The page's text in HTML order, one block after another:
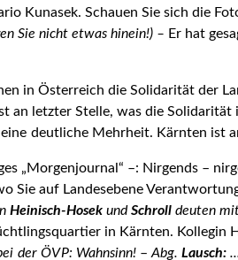
Kunasek. Schauen Sie sich die
Sie nicht etwas hinein!) – Er hat
in Österreich die Solidarität der
an letzter Stelle, was die
deutliche Mehrheit. Kärnten ist
„Morgenjournal“ –: Nirgends –
Sie auf Landesebene
Heinisch-Hosek undSchroll deuten
in Kärnten. Kollegin
der ÖVP: Wahnsinn! –Abg.Lausch: